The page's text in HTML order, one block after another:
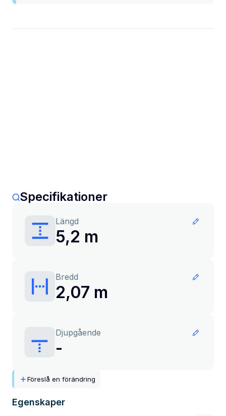
Specifikationer
Längd
5,2 m
Bredd
2,07 m
Djupgående
-
Föreslå en förändring
Egenskaper